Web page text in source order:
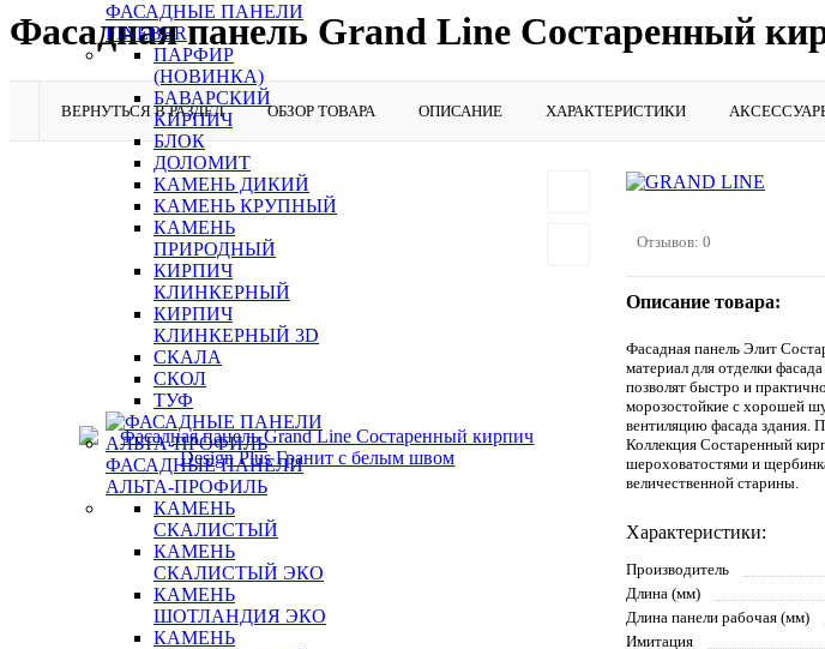
ФАСАДНЫЕ ПАНЕЛИ
FINEBER
ПАРФИР
(НОВИНКА)
БАВАРСКИЙ
КИРПИЧ
БЛОК
ДОЛОМИТ
КАМЕНЬ ДИКИЙ
КАМЕНЬ КРУПНЫЙ
КАМЕНЬ
ПРИРОДНЫЙ
КИРПИЧ
КЛИНКЕРНЫЙ
КИРПИЧ
КЛИНКЕРНЫЙ 3D
СКАЛА
СКОЛ
ТУФ
ФАСАДНЫЕ ПАНЕЛИ
АЛЬТА-ПРОФИЛЬ
КАМЕНЬ
СКАЛИСТЫЙ
КАМЕНЬ
СКАЛИСТЫЙ ЭКО
КАМЕНЬ
ШОТЛАНДИЯ ЭКО
КАМЕНЬ
Фасадная панель Grand Line Состаренный
ВЕРНУТЬСЯ В РАЗДЕЛ ОБЗОР ТОВАРА ОПИСАНИЕ ХАРАКТЕРИСТИКИ
Отзывов: 0
Описание товара:
Фасадная панель Элит
материал для отделки
позволят быстро и
морозостойкие с хорошей
вентиляцию фасада здания.
Коллекция Состаренный
шероховатостями и
величественной старины.
Характеристики:
Производитель
Длина (мм)
Длина панели рабочая (мм)
Имитация